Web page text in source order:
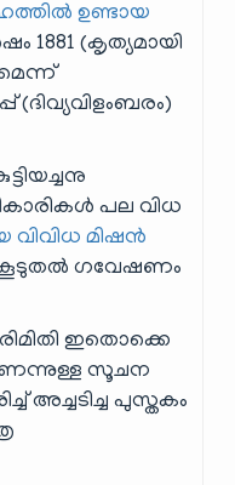
ഉണ്ടായ
1881 (കൃത്യമായി
(ദിവ്യവിളംബരം)
പല വിധ
വിവിധ മിഷൻ
ഗവേഷണം
ഇതൊക്കെ
സൂചന
അച്ചടിച്ച പുസ്തകം